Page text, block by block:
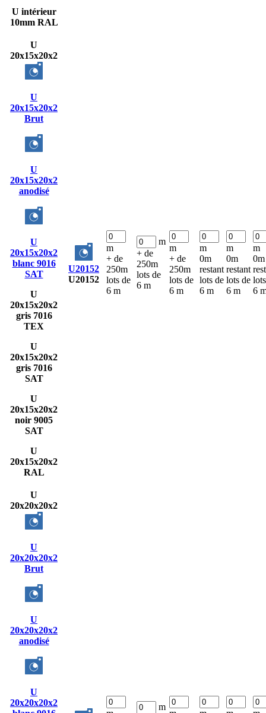
U intérieur
10mm RAL
U
20x15x20x2
U
20x15x20x2
Brut
U
20x15x20x2
anodisé
U
20x15x20x2
blanc 9016
SAT
U
20x15x20x2
gris 7016
TEX
U
20x15x20x2
gris 7016
SAT
U
20x15x20x2
noir 9005
SAT
U
20x15x20x2
RAL
U20152
U20152
m
+ de
250m
lots de
6 m
m
+ de
250m
lots de
6 m
m
+ de
250m
lots de
6 m
m
0m
restant
lots de
6 m
m
0m
restant
lots de
6 m
m
0m
6
U
20x20x20x2
U
20x20x20x2
Brut
U
20x20x20x2
anodisé
U
20x20x20x2
m